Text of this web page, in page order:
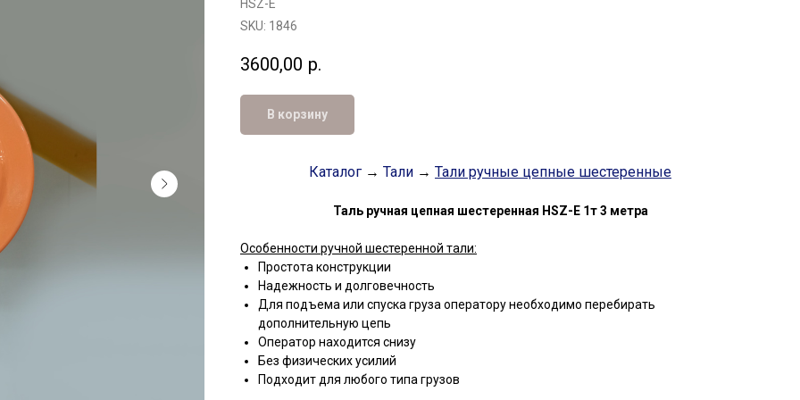
HSZ-E
SKU: 1846
3600,00 р.
В корзину
Каталог → Тали → Тали ручные цепные шестеренные
Таль ручная цепная шестеренная HSZ-E 1т 3 метра
Особенности ручной шестеренной тали:
Простота конструкции
Надежность и долговечность
Для подъема или спуска груза оператору необходимо перебирать
дополнительную цепь
Оператор находится снизу
Без физических усилий
Подходит для любого типа грузов